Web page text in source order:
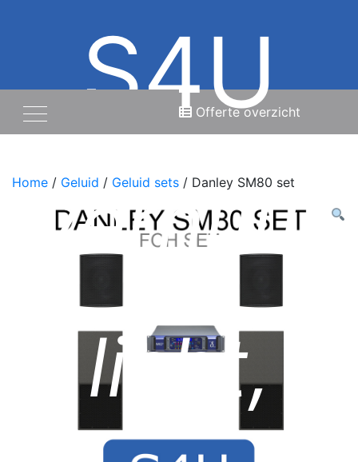
S4U
Verhuur
licht,
Offerte overzicht
Home / Geluid / Geluid sets / Danley SM80 set